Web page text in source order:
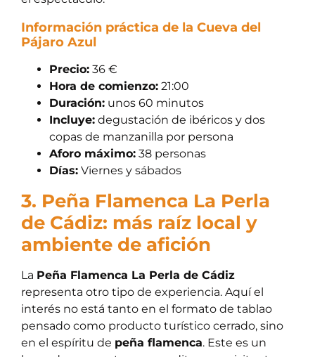
Información práctica de la Cueva del
Pájaro Azul
Precio: 36 €
Hora de comienzo: 21:00
Duración: unos 60 minutos
Incluye: degustación de ibéricos y dos
copas de manzanilla por persona
Aforo máximo: 38 personas
Días: Viernes y sábados
3. Peña Flamenca La Perla
de Cádiz: más raíz local y
ambiente de afición
La Peña Flamenca La Perla de Cádiz
representa otro tipo de experiencia. Aquí el
interés no está tanto en el formato de tablao
pensado como producto turístico cerrado, sino
en el espíritu de peña flamenca. Este es un